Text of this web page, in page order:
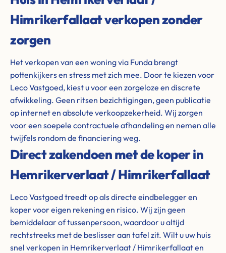
Himrikerfallaat verkopen zonder
zorgen
Het verkopen van een woning via Funda brengt
pottenkijkers en stress met zich mee. Door te kiezen voor
Leco Vastgoed, kiest u voor een zorgeloze en discrete
afwikkeling. Geen ritsen bezichtigingen, geen publicatie
op internet en absolute verkoopzekerheid. Wij zorgen
voor een soepele contractuele afhandeling en nemen alle
twijfels rondom de financiering weg.
Direct zakendoen met de koper in
Hemrikerverlaat / Himrikerfallaat
Leco Vastgoed treedt op als directe eindbelegger en
koper voor eigen rekening en risico. Wij zijn geen
bemiddelaar of tussenpersoon, waardoor u altijd
rechtstreeks met de beslisser aan tafel zit. Wilt u uw huis
snel verkopen in Hemrikerverlaat / Himrikerfallaat en